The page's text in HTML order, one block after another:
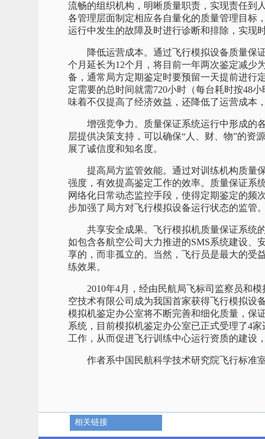
流畅的组织机构，明晰质量职责，实现责任到
各管理层面制定相应各自量化的质量管理目标
运行中发生的故障及时进行诊断和排除，实现
降低运营成本。通过飞行模拟设备质量保证
个月延长为12个月，将目前一年两次鉴定减少
备，通常局方定期鉴定时要预留一天提前进行
定需要的总时间就需720小时（每台耗时按48
味着不仅提高了经济效益，还降低了运营成本
增强竞争力。质量保证系统运行中形成的各
层提供决策支持，可以确保“人、财、物”的资
展了诚信度和知名度。
提高局方监管效能。通过对训练机构质量保
强度，有效提高鉴定工作的效率。质量保证系
网络化日常动态监控手段，使得定期鉴定的频
步加强了局方对飞行模拟设备运行状态的监管
共享安全成果。飞行模拟机质量保证系统的
如包含各航空公司大力推进的SMS系统建设、
享的，而非孤立的。当然，飞行员是最大的受
练效果。
2010年4月，经由民航局飞标司监察员和模
空技术有限公司成为我国首家获得飞行模拟设
模拟机鉴定办公室将不断完善和细化质量，保
系统，目前模拟机鉴定办公室已正式受理了4
工作，从而促进飞行训练中心运行资质的建设
作者系中国民航科学技术研究院飞行标准
相关链接